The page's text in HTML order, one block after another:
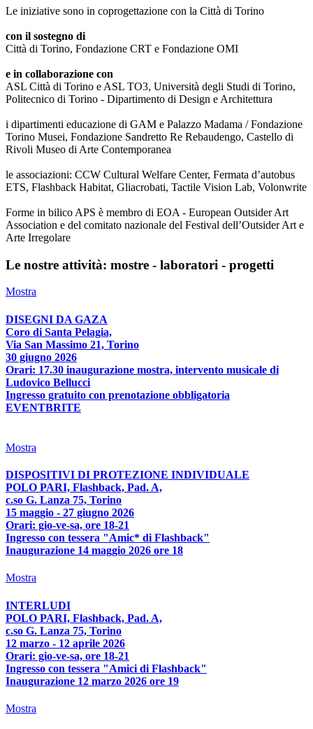
Le iniziative sono in coprogettazione con la Città di Torino
con il sostegno di
Città di Torino, Fondazione CRT e Fondazione OMI
e in collaborazione con
ASL Città di Torino e ASL TO3, Università degli Studi di Torino,
Politecnico di Torino - Dipartimento di Design e Architettura
i dipartimenti educazione di GAM e Palazzo Madama / Fondazione
Torino Musei, Fondazione Sandretto Re Rebaudengo, Castello di
Rivoli Museo di Arte Contemporanea
le associazioni: CCW Cultural Welfare Center, Fermata d’autobus
ETS, Flashback Habitat, Gliacrobati, Tactile Vision Lab, Volonwrite
Forme in bilico APS è membro di EOA - European Outsider Art
Association e del comitato nazionale del Festival dell’Outsider Art e
Arte Irregolare
Le nostre attività: mostre - laboratori - progetti
Mostra
DISEGNI DA GAZA
Coro di Santa Pelagia,
Via San Massimo 21, Torino
30 giugno 2026
Orari: 17.30 inaugurazione mostra, intervento musicale di
Ludovico Bellucci
Ingresso gratuito con prenotazione obbligatoria
EVENTBRITE
Mostra
DISPOSITIVI DI PROTEZIONE INDIVIDUALE
POLO PARI, Flashback, Pad. A,
c.so G. Lanza 75, Torino
15 maggio - 27 giugno 2026
Orari: gio-ve-sa, ore 18-21
Ingresso con tessera "Amic* di Flashback"
Inaugurazione 14 maggio 2026 ore 18
Mostra
INTERLUDI
POLO PARI, Flashback, Pad. A,
c.so G. Lanza 75, Torino
12 marzo - 12 aprile 2026
Orari: gio-ve-sa, ore 18-21
Ingresso con tessera "Amici di Flashback"
Inaugurazione 12 marzo 2026 ore 19
Mostra